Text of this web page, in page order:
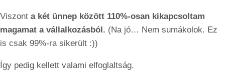
Viszont a két ünnep között 110%-osan kikapcsoltam
magamat a vállalkozásból. (Na jó… Nem sumákolok. Ez
is csak 99%-ra sikerült :))
Így pedig kellett valami elfoglaltság.